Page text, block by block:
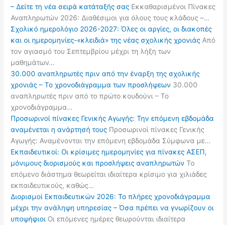
– Δείτε τη νέα σειρά κατάταξής σας Εκκαθαρισμένοι Πίνακες
Αναπληρωτών 2026: Διαθέσιμοι για όλους τους κλάδους –…
Σχολικό ημερολόγιο 2026-2027: Όλες οι αργίες, οι διακοπές
και οι ημερομηνίες-«κλειδιά» της νέας σχολικής χρονιάς Από
τον αγιασμό του Σεπτεμβρίου μέχρι τη λήξη των
μαθημάτων…
30.000 αναπληρωτές πριν από την έναρξη της σχολικής
χρονιάς – Το χρονοδιάγραμμα των προσλήψεων 30.000
αναπληρωτές πριν από το πρώτο κουδούνι – Το
χρονοδιάγραμμα…
Προσωρινοί πίνακες Γενικής Αγωγής: Την επόμενη εβδομάδα
αναμένεται η ανάρτησή τους Προσωρινοί πίνακες Γενικής
Αγωγής: Αναμένονται την επόμενη εβδομάδα Σύμφωνα με…
Εκπαιδευτικοί: Οι κρίσιμες ημερομηνίες για πίνακες ΑΣΕΠ,
μόνιμους διορισμούς και προσλήψεις αναπληρωτών Το
επόμενο διάστημα θεωρείται ιδιαίτερα κρίσιμο για χιλιάδες
εκπαιδευτικούς, καθώς…
Διορισμοί Εκπαιδευτικών 2026: Το πλήρες χρονοδιάγραμμα
μέχρι την ανάληψη υπηρεσίας – Όσα πρέπει να γνωρίζουν οι
υποψήφιοι Οι επόμενες ημέρες θεωρούνται ιδιαίτερα